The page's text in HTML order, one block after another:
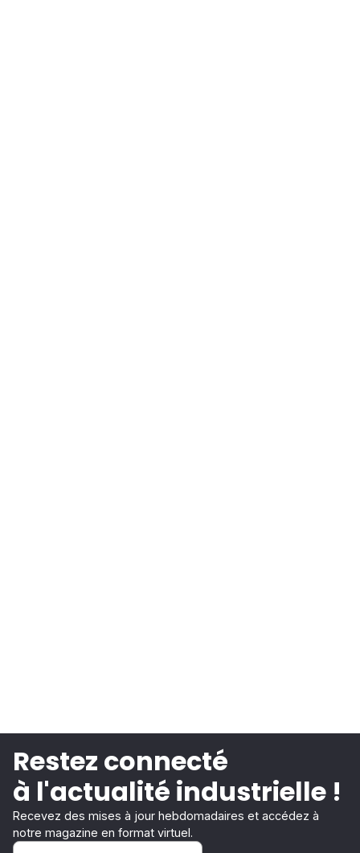
Restez connecté
à l'actualité industrielle !
Recevez des mises à jour hebdomadaires et accédez à
notre magazine en format virtuel.